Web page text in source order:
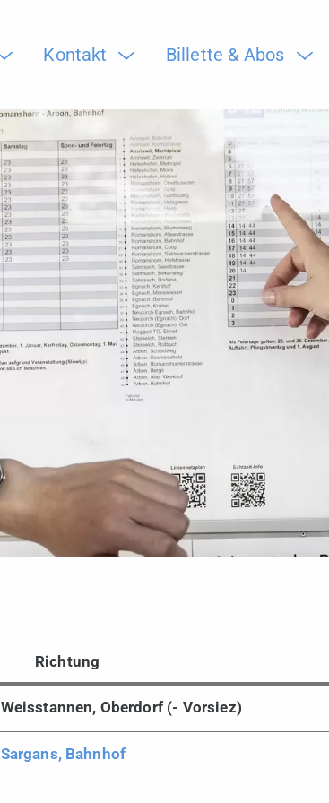
Kontakt Billette & Abos
Richtung
Weisstannen, Oberdorf (- Vorsiez)
Sargans, Bahnhof